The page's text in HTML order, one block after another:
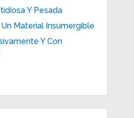
Y Pesada
Material Insumergible
Y Con